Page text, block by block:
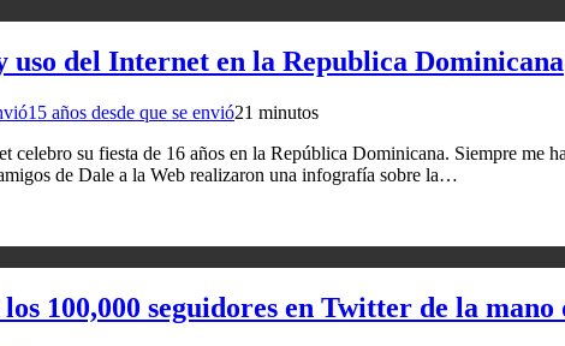
del Internet en la Republica Dominicana
15 años desde que se envió21 minutos
celebro su fiesta de 16 años en la República Dominicana. Siempre me
de Dale a la Web realizaron una infografía sobre la…
100,000 seguidores en Twitter de la mano